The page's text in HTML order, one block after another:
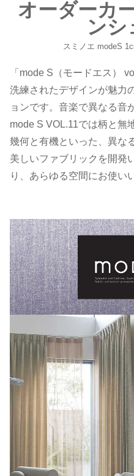
オーダーカ
ンシ
スミノエ modeS
「mode S（モードエス）
洗練されたデザインが魅力
ョンです。音楽で異なる音
mode S VOL.11では柄と無
幾何と有機といった、異な
美しいファブリックを開発
り、あらゆる空間にお使い